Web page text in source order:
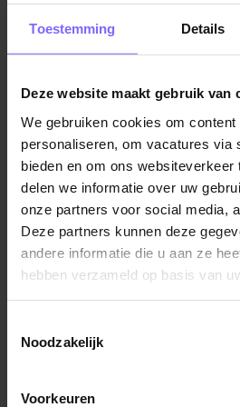
Toestemming Details
Deze website maakt gebruik van
We gebruiken cookies om
personaliseren, om vacatures via
bieden en om ons websiteverkeer
delen we informatie over uw
onze partners voor social media,
Deze partners kunnen deze
andere informatie die u aan ze
hebben verzameld op basis van
Noodzakelijk
Voorkeuren
ICT
Deze branche gaat namelijk
computers en
en beheren van systemen,
zijn taken die hieronder vallen.
schrijven van een nieuwe
behoren. De sector wordt vaak
Hardware
horen zijn onder andere
beeldschermen en
ontwerpt, maar ook een